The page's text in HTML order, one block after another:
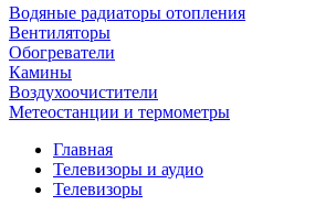
Водяные радиаторы отопления
Вентиляторы
Обогреватели
Камины
Воздухоочистители
Метеостанции и термометры
Главная
Телевизоры и аудио
Телевизоры